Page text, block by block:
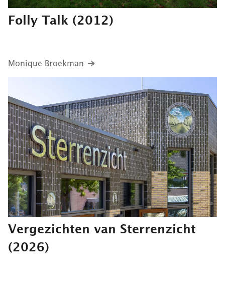
Folly Talk (2012)
Monique Broekman
Vergezichten van Sterrenzicht
(2026)